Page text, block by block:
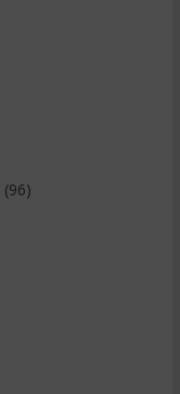
(96)